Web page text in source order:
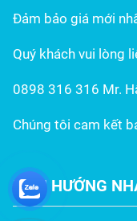
Đảm bảo giá mới
Quý khách vui lòng
0898 316 316 Mr.
Chúng tôi cam kết
ĐIỀU HƯỚNG